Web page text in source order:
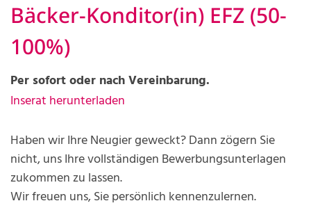
Bäcker-Konditor(in) EFZ (50-
100%)
Per sofort oder nach Vereinbarung.
Inserat herunterladen
Haben wir Ihre Neugier geweckt? Dann zögern Sie
nicht, uns Ihre vollständigen Bewerbungsunterlagen
zukommen zu lassen.
Wir freuen uns, Sie persönlich kennenzulernen.